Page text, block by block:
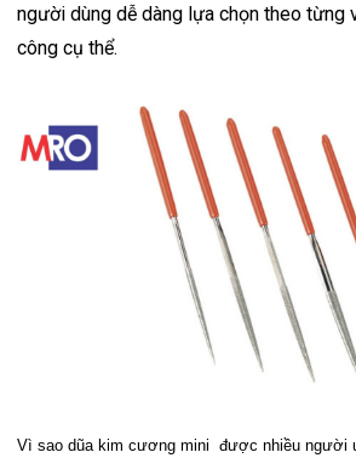
người dùng dễ dàng lựa chọn theo từng
công cụ thể.
Vì sao dũa kim cương mini được nhiều người